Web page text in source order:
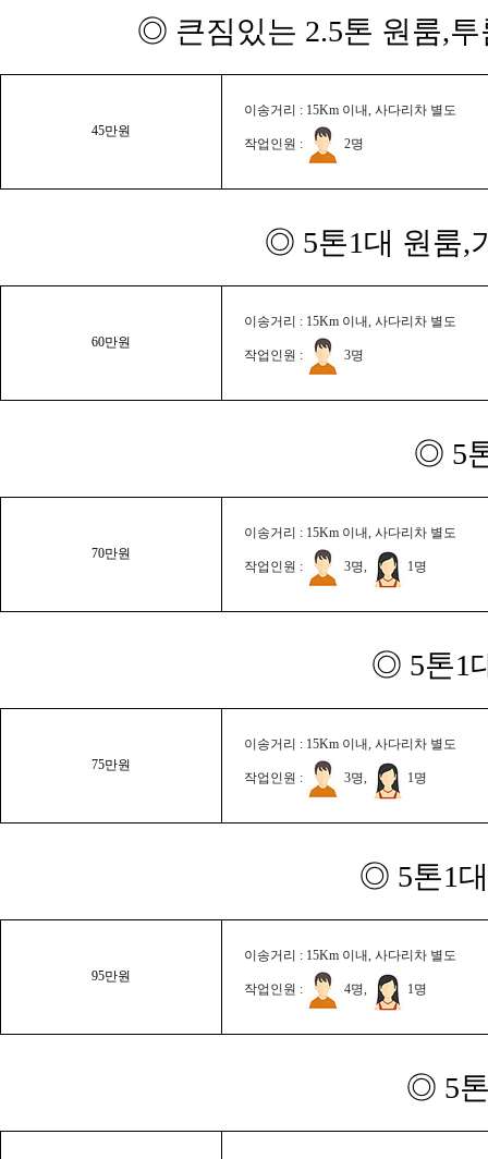
◎ 큰짐있는 2.5톤 원룸,
45만원
이송거리 : 15Km 이내, 사다리차 별도
작업인원 : 2명
◎ 5톤1대 원룸,
60만원
이송거리 : 15Km 이내, 사다리차 별도
작업인원 : 3명
◎ 5
70만원
이송거리 : 15Km 이내, 사다리차 별도
작업인원 : 3명, 1명
◎ 5톤1
75만원
이송거리 : 15Km 이내, 사다리차 별도
작업인원 : 3명, 1명
◎ 5톤1
95만원
이송거리 : 15Km 이내, 사다리차 별도
작업인원 : 4명, 1명
◎ 5